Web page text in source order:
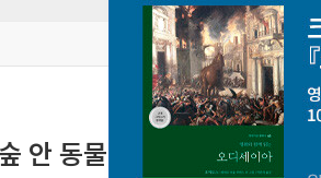
안 동물에게 그리고 인간에게